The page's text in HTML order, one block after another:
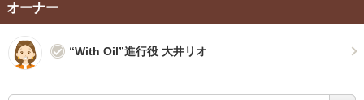
オーナー
“With Oil”進行役 大井リオ